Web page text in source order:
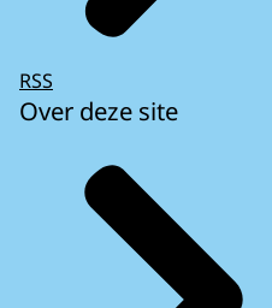
RSS
Over deze site